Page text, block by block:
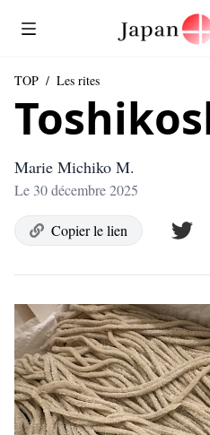
TOP / Les rites
Marie Michiko M.
Le 30 décembre 2025
Copier le lien